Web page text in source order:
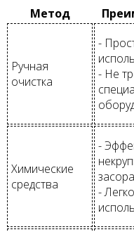
Метод
Ручная
очистка
-
- Не
Химические
средства
-
-